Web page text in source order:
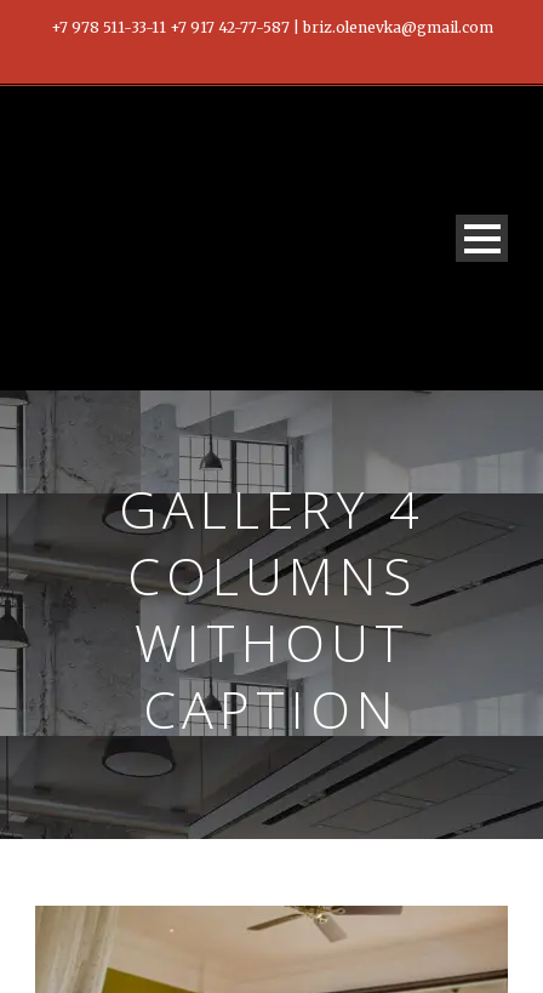
+7 978 511-33-11 +7 917 42-77-587 | briz.olenevka@gmail.com
GALLERY 4
COLUMNS
WITHOUT
CAPTION